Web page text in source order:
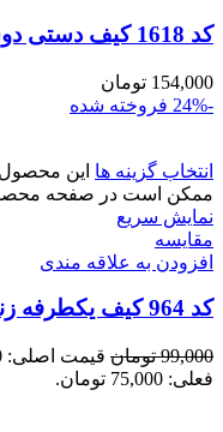
کد 1618 کیف دستی دوشی دخترانه مدل الینا
154,000 تومان
-24%
فروخته شده
انتخاب گزینه ها این محصول
ممکن است در صفحه
نمایش سریع
مقايسه
افزودن به علاقه مندی
کد 964 کیف یکطرفه زنانه جلو دوخت
99,000 تومان قیمت اصلی: 99,000 تومان بود.
فعلی: 75,000 تومان.